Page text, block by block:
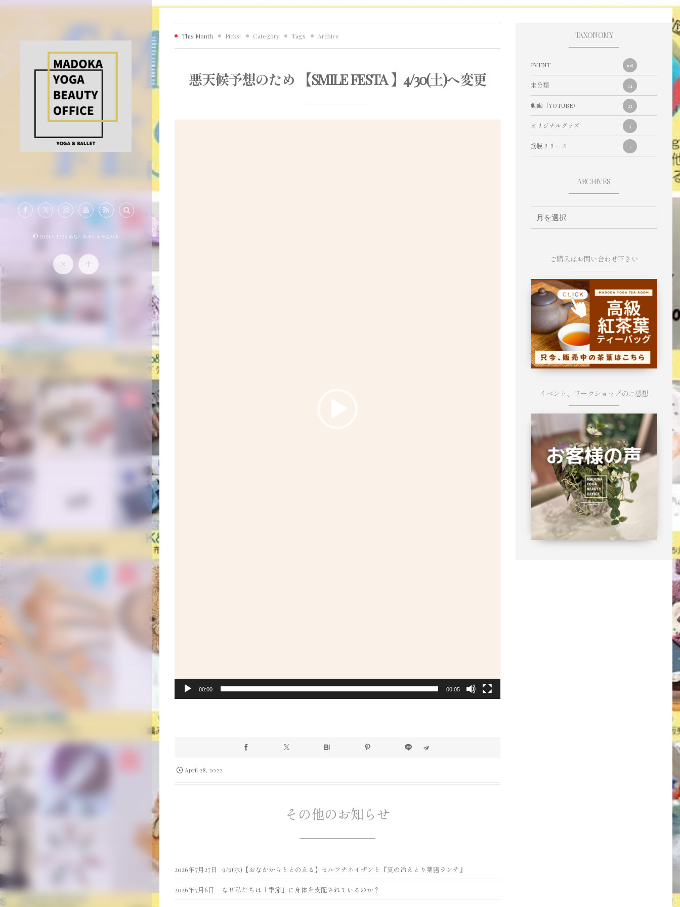
© 2021 - 2026 あなたのキレイが変わる
This Month Picks! Category Tags Archive
悪天候予想のため 【SMILE FESTA 】4/30(土)へ変更
00:00 00:05
April 28, 2022
その他のお知らせ
2026年7月27日 9/9(水)【おなかからととのえる】セルフチネイザンと『夏の冷えとり薬膳ランチ』
2026年7月6日 なぜ私たちは「季節」に身体を支配されているのか？
TAXONOMY
EVENT 108
未分類 24
動画（YOTUBE） 23
オリジナルグッズ 3
筋膜リリース 1
ARCHIVES
ご購入はお問い合わせ下さい
イベント、ワークショップのご感想